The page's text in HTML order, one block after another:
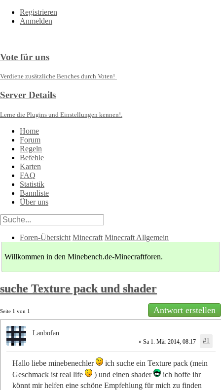
Registrieren
Anmelden
Vote für uns
Verdiene zusätzliche Benches durch Voten!
Server Details
Lerne die Plugins und Einstellungen kennen!.
Home
Forum
Regeln
Befehle
Karten
FAQ
Statistik
Bannliste
Über uns
Foren-Übersicht Minecraft Minecraft Allgemein
Willkommen in den Minebench.de-Minecraftforen.
suche Texture pack und shader
Seite 1 von 1 Antwort erstellen
» Sa 1. Mär 2014, 08:17 #1
Hallo liebe minebenechler
ich suche ein Texture pack (mein
Geschmack ist real life
) und einen shader
ich hoffe ihr
könnt mir helfen eine schöne Empfehlung für mich zu finden
Lanbofan